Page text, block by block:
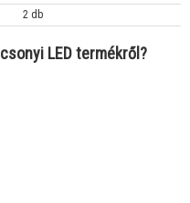
2 db
LED termékről?